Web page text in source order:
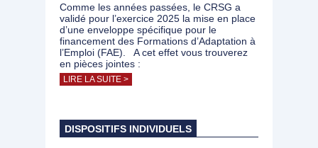
Comme les années passées, le CRSG a
validé pour l’exercice 2025 la mise en place
d’une enveloppe spécifique pour le
financement des Formations d’Adaptation à
l’Emploi (FAE). A cet effet vous trouverez
en pièces jointes :
LIRE LA SUITE >
DISPOSITIFS INDIVIDUELS